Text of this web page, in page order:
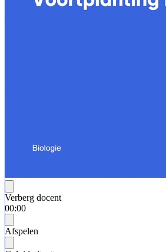
Verberg docent
00:00
Afspelen